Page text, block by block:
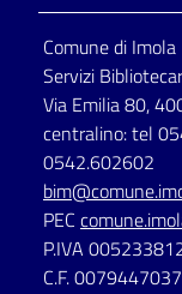
Seguici
su
Comune di Imola
Servizi
Via Emilia 80,
centralino: tel
0542.602602
PEC
P.IVA
C.F.